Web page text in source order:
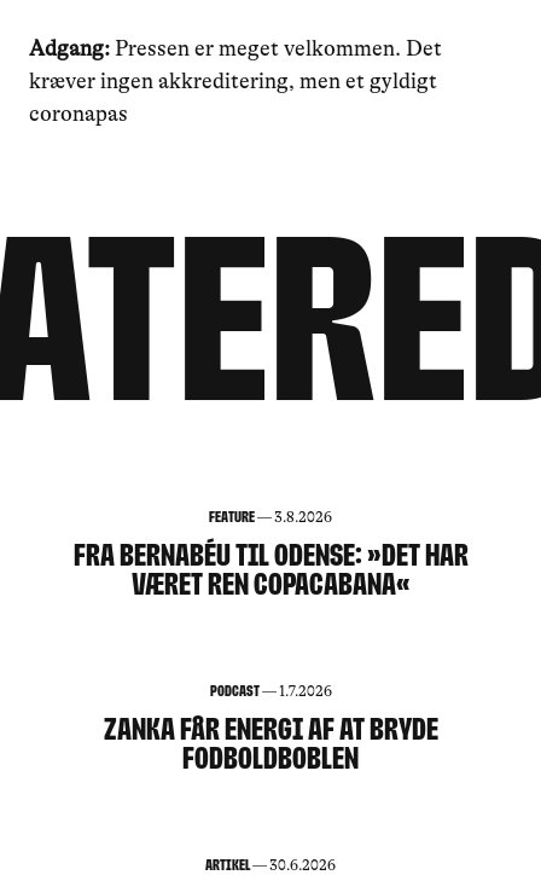
Adgang: Pressen er meget velkommen. Det
kræver ingen akkreditering, men et gyldigt
coronapas
Feature—3.8.2026
FRA BERNABÉU TIL ODENSE: »DET HAR
VÆRET REN COPACABANA«
144
Podcast—1.7.2026
ZANKA FÅR ENERGI AF AT BRYDE
FODBOLDBOBLEN
Artikel—30.6.2026